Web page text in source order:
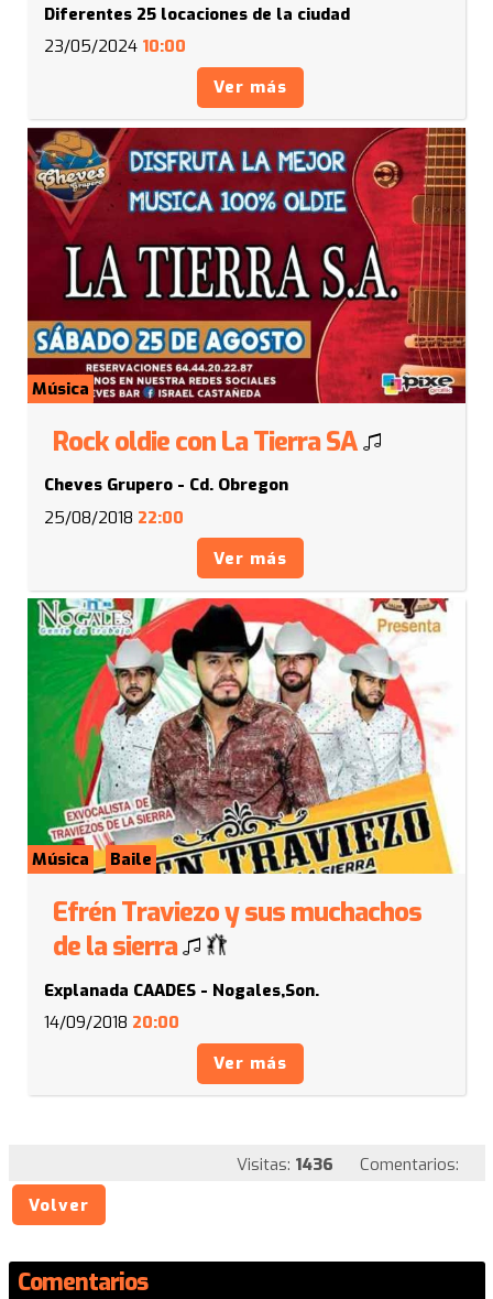
Diferentes 25 locaciones de la ciudad
23/05/2024 10:00
Ver más
Música
Rock oldie con La Tierra SA
Cheves Grupero - Cd. Obregon
25/08/2018 22:00
Ver más
Música Baile
Efrén Traviezo y sus muchachos
de la sierra
Explanada CAADES - Nogales,Son.
14/09/2018 20:00
Ver más
Visitas: 1436
Comentarios:
Volver
Comentarios